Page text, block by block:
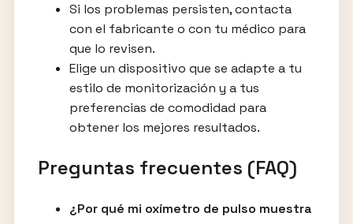
Si los problemas persisten, contacta
con el fabricante o con tu médico para
que lo revisen.
Elige un dispositivo que se adapte a tu
estilo de monitorización y a tus
preferencias de comodidad para
obtener los mejores resultados.
Preguntas frecuentes (FAQ)
¿Por qué mi oxímetro de pulso muestra